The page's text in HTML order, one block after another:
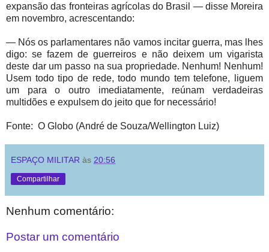
expansão das fronteiras agrícolas do Brasil — disse Moreira
em novembro, acrescentando:
— Nós os parlamentares não vamos incitar guerra, mas lhes
digo: se fazem de guerreiros e não deixem um vigarista
deste dar um passo na sua propriedade. Nenhum! Nenhum!
Usem todo tipo de rede, todo mundo tem telefone, liguem
um para o outro imediatamente, reúnam verdadeiras
multidões e expulsem do jeito que for necessário!
Fonte: O Globo (André de Souza/Wellington Luiz)
ESPAÇO MILITAR às 20:56
Compartilhar
Nenhum comentário:
Postar um comentário